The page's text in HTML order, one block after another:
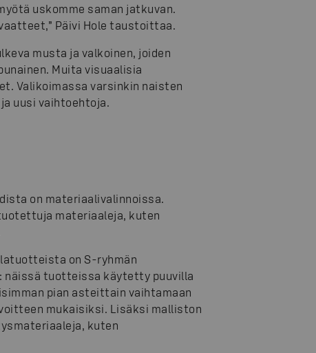
uskomme saman jatkuvan.
Päivi Hole taustoittaa.
musta ja valkoinen, joiden
Muita visuaalisia
Valikoimassa varsinkin naisten
uusi vaihtoehtoja.
on materiaalivalinnoissa.
materiaaleja, kuten
on S-ryhmän
tuotteissa käytetty puuvilla
pian asteittain vaihtamaan
mukaisiksi. Lisäksi malliston
kuten